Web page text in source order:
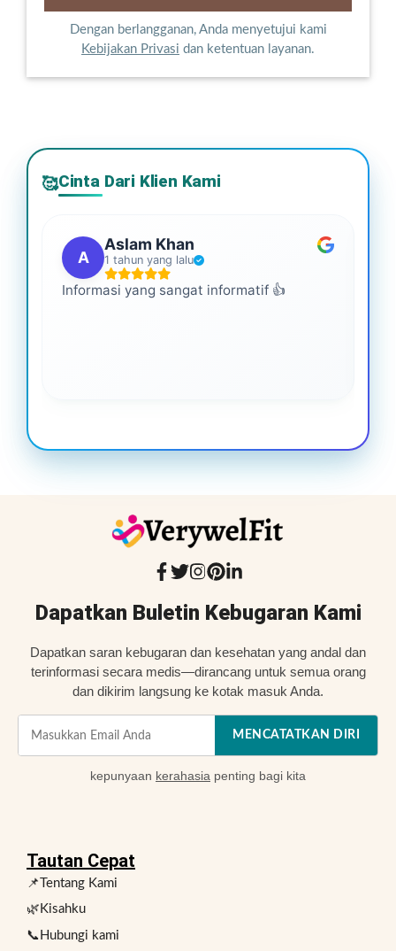
Dengan berlangganan, Anda menyetujui kami
Kebijakan Privasi dan ketentuan layanan.
🥰Cinta Dari Klien Kami
A
Aslam Khan
1 tahun yang lalu
Informasi yang sangat informatif 👍
Dapatkan Buletin Kebugaran Kami
Dapatkan saran kebugaran dan kesehatan yang andal dan
terinformasi secara medis—dirancang untuk semua orang
dan dikirim langsung ke kotak masuk Anda.
MENCATATKAN DIRI
kepunyaan kerahasia penting bagi kita
Tautan Cepat
📌Tentang Kami
🌿Kisahku
📞Hubungi kami